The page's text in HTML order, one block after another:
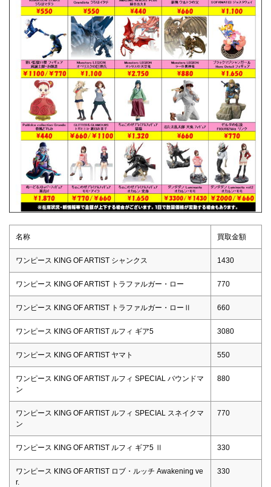
名称 買取金額
ワンピース KING OF ARTIST シャンクス 1430
ワンピース KING OF ARTIST トラファルガー・ロー 770
ワンピース KING OF ARTIST トラファルガー・ローⅡ 660
ワンピース KING OF ARTIST ルフィ ギア5 3080
ワンピース KING OF ARTIST ヤマト 550
ワンピース KING OF ARTIST ルフィ SPECIAL バウンドマ
ン
880
ワンピース KING OF ARTIST ルフィ SPECIAL スネイクマ
ン
770
ワンピース KING OF ARTIST ルフィ ギア5 Ⅱ 330
ワンピース KING OF ARTIST ロブ・ルッチ Awakening ve
r.
330